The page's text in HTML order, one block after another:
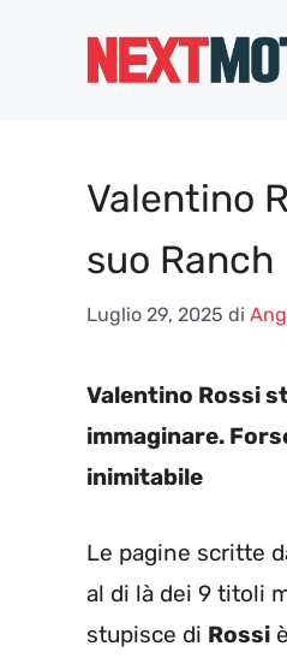
Valentino
suo Ranch
Luglio 29, 2025 di
Valentino Rossi
immaginare.
inimitabile
Le pagine scritte
al di là dei 9 titoli
stupisce di Rossi